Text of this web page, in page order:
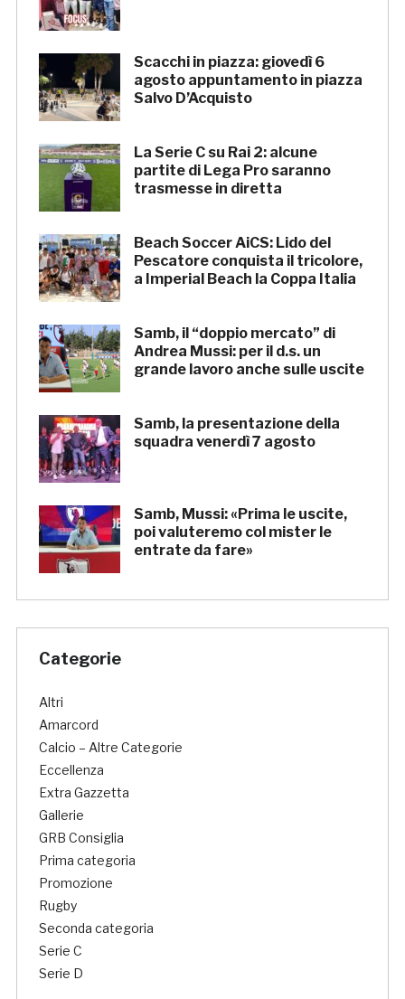
Scacchi in piazza: giovedì 6
agosto appuntamento in piazza
Salvo D’Acquisto
La Serie C su Rai 2: alcune
partite di Lega Pro saranno
trasmesse in diretta
Beach Soccer AiCS: Lido del
Pescatore conquista il tricolore,
a Imperial Beach la Coppa Italia
Samb, il “doppio mercato” di
Andrea Mussi: per il d.s. un
grande lavoro anche sulle uscite
Samb, la presentazione della
squadra venerdì 7 agosto
Samb, Mussi: «Prima le uscite,
poi valuteremo col mister le
entrate da fare»
Categorie
Altri
Amarcord
Calcio – Altre Categorie
Eccellenza
Extra Gazzetta
Gallerie
GRB Consiglia
Prima categoria
Promozione
Rugby
Seconda categoria
Serie C
Serie D